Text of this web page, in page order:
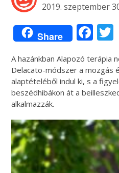
2019. szeptember
Share
A hazánkban Alapozó terápia
Delacato-módszer a mozgás
alaptételéből indul ki, s a
beszédhibákon át a
alkalmazzák.